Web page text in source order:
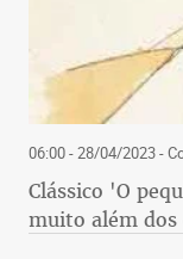
06:00 - 28/04/2023-
Clássico 'O
muito além dos